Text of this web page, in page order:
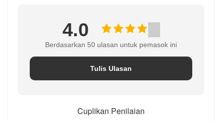
4.0
Berdasarkan 50 ulasan untuk pemasok ini
Tulis Ulasan
Cuplikan Penilaian